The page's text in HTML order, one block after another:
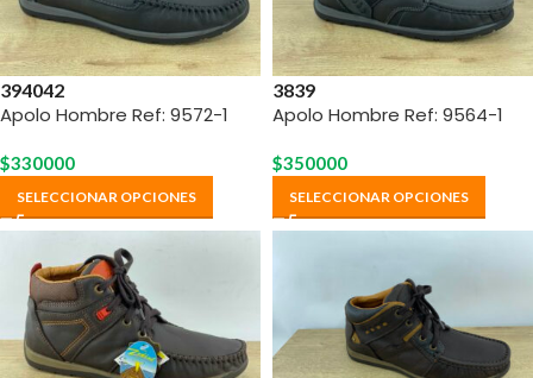
394042
Apolo Hombre Ref: 9572-1
$330000
SELECCIONAR OPCIONES
3839
Apolo Hombre Ref: 9564-1
$350000
SELECCIONAR OPCIONES